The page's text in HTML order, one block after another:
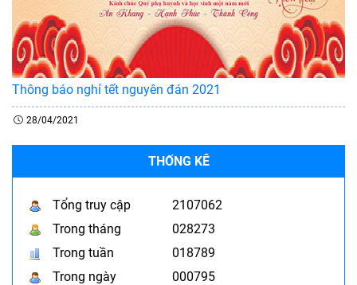
Thông báo nghỉ tết nguyên đán 2021
28/04/2021
THỐNG KÊ
Tổng truy cập
2107062
Trong tháng
028273
Trong tuần
018789
Trong ngày
000795